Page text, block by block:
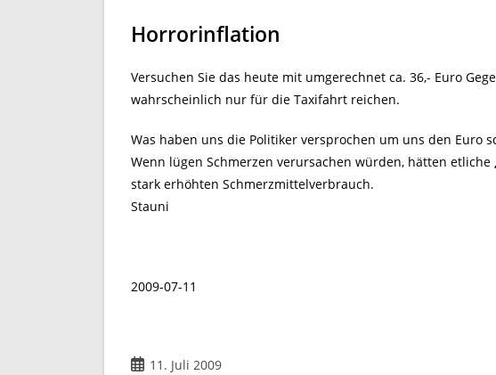
Horrorinflation
Versuchen Sie das heute mit umgerechnet ca. 36,- Euro
wahrscheinlich nur für die Taxifahrt reichen.
Was haben uns die Politiker versprochen um uns den Euro
Wenn lügen Schmerzen verursachen würden, hätten etliche
stark erhöhten Schmerzmittelverbrauch.
Stauni
2009-07-11
Beitrag11. Juli 2009